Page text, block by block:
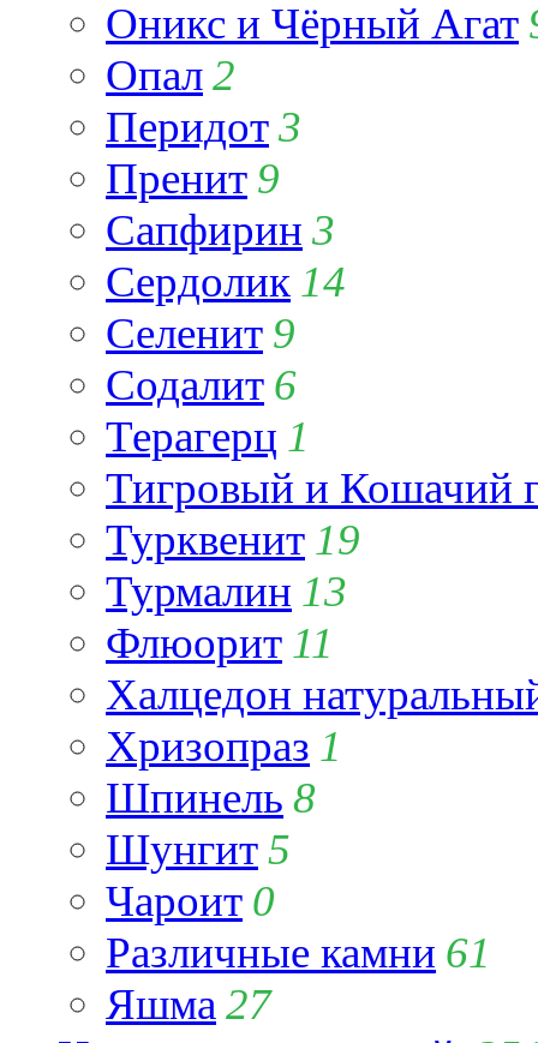
Оникс и Чёрный Агат
Опал2
Перидот3
Пренит 9
Сапфирин 3
Сердолик 14
Селенит 9
Содалит 6
Терагерц 1
Тигровый и Кошачий
Турквенит 19
Турмалин 13
Флюорит 11
Халцедон
Хризопраз 1
Шпинель 8
Шунгит5
Чароит 0
Различные камни 61
Яшма 27